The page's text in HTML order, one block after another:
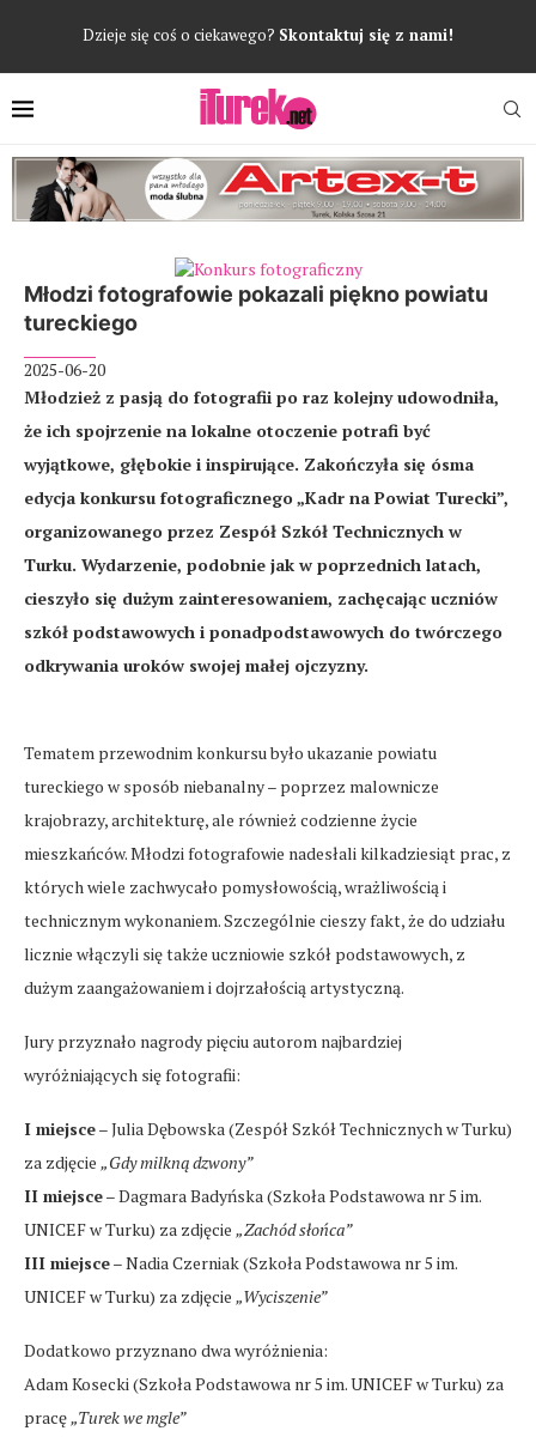
Dzieje się coś o ciekawego? Skontaktuj się z nami!
Młodzi fotografowie pokazali piękno powiatu
tureckiego
2025-06-20
Młodzież z pasją do fotografii po raz kolejny udowodniła,
że ich spojrzenie na lokalne otoczenie potrafi być
wyjątkowe, głębokie i inspirujące. Zakończyła się ósma
edycja konkursu fotograficznego „Kadr na Powiat Turecki”,
organizowanego przez Zespół Szkół Technicznych w
Turku. Wydarzenie, podobnie jak w poprzednich latach,
cieszyło się dużym zainteresowaniem, zachęcając uczniów
szkół podstawowych i ponadpodstawowych do twórczego
odkrywania uroków swojej małej ojczyzny.
Tematem przewodnim konkursu było ukazanie powiatu
tureckiego w sposób niebanalny – poprzez malownicze
krajobrazy, architekturę, ale również codzienne życie
mieszkańców. Młodzi fotografowie nadesłali kilkadziesiąt prac, z
których wiele zachwycało pomysłowością, wrażliwością i
technicznym wykonaniem. Szczególnie cieszy fakt, że do udziału
licznie włączyli się także uczniowie szkół podstawowych, z
dużym zaangażowaniem i dojrzałością artystyczną.
Jury przyznało nagrody pięciu autorom najbardziej
wyróżniających się fotografii:
I miejsce– Julia Dębowska (Zespół Szkół Technicznych w Turku)
za zdjęcie „Gdy milkną dzwony”
II miejsce– Dagmara Badyńska (Szkoła Podstawowa nr 5 im.
UNICEF w Turku) za zdjęcie „Zachód słońca”
III miejsce– Nadia Czerniak (Szkoła Podstawowa nr 5 im.
UNICEF w Turku) za zdjęcie „Wyciszenie”
Dodatkowo przyznano dwa wyróżnienia:
Adam Kosecki (Szkoła Podstawowa nr 5 im. UNICEF w Turku) za
pracę„Turek we mgle”